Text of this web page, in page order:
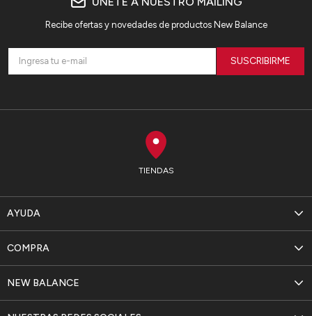
TIENDAS
AYUDA
NEW BALANCE
COMPRA
Recibe ofertas y novedades de productos New Balance
SUSCRIBIRME